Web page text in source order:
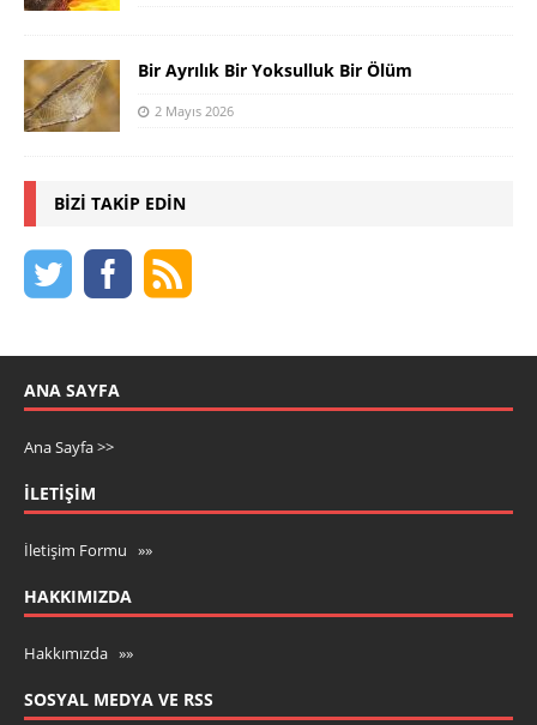
Bir Ayrılık Bir Yoksulluk Bir Ölüm
2 Mayıs 2026
BIZI TAKIP EDIN
ANA SAYFA
Ana Sayfa >>
İLETIŞIM
İletişim Formu »»
HAKKIMIZDA
Hakkımızda »»
SOSYAL MEDYA VE RSS